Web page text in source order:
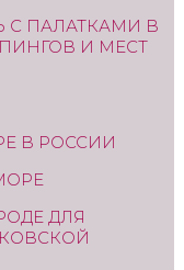
С ПАЛАТКАМИ В
И МЕСТ
В РОССИИ
ДЛЯ